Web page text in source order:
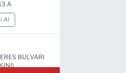
A
Al
BULVARI